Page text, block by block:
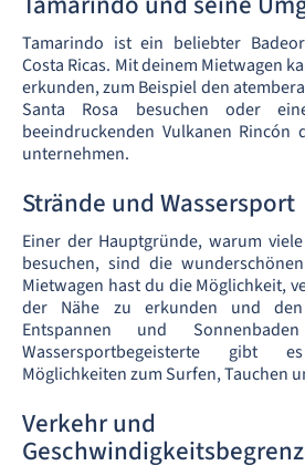
Tamarindo ist ein beliebter
Costa Ricas. Mit deinem Mietwagen
erkunden, zum Beispiel den
Santa Rosa besuchen oder
beeindruckenden Vulkanen Rincón
unternehmen.
Strände und Wassersport
Einer der Hauptgründe, warum
besuchen, sind die
Mietwagen hast du die Möglichkeit,
der Nähe zu erkunden und
Entspannen und
Wassersportbegeisterte gibt
Möglichkeiten zum Surfen, Tauchen
Verkehr und